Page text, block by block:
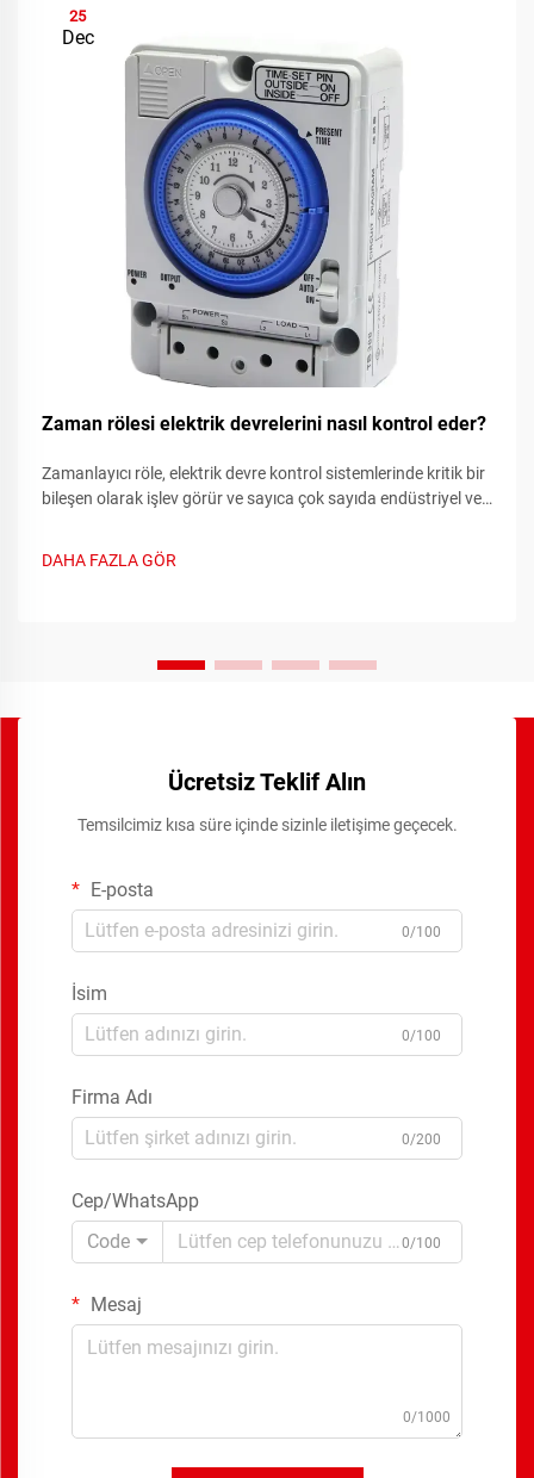
25
Dec
Zaman rölesi elektrik devrelerini nasıl kontrol eder?
Zamanlayıcı röle, elektrik devre kontrol sistemlerinde kritik bir
bileşen olarak işlev görür ve sayıca çok sayıda endüstriyel ve
kılan hassas zamanlama işlevleri sağlar. Bu gelişmiş
DAHA FAZLA GÖR
Ücretsiz Teklif Alın
Temsilcimiz kısa süre içinde sizinle iletişime geçecek.
E-posta
0/100
İsim
0/100
Firma Adı
0/200
Cep/WhatsApp
Code
0/100
Mesaj
0/1000